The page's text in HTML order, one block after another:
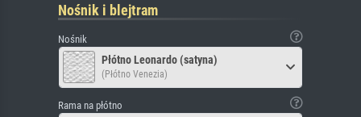
Nośnik i blejtram
Nośnik
Płótno Leonardo (satyna)
(Płótno Venezia)
Rama na płótno